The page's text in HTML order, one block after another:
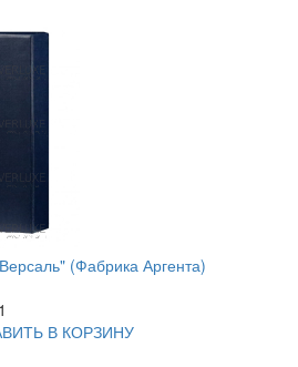
(Фабрика Аргента)
В КОРЗИНУ